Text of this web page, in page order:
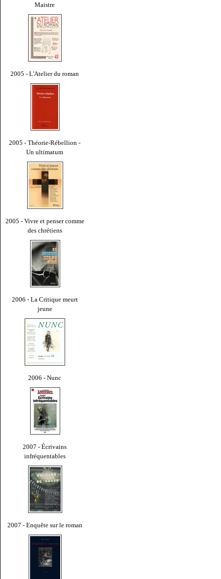
Maistre
2005 - L'Atelier du roman
2005 - Théorie-Rébellion -
Un ultimatum
2005 - Vivre et penser comme
des chrétiens
2006 - La Critique meurt
jeune
2006 - Nunc
2007 - Écrivains
infréquentables
2007 - Enquête sur le roman